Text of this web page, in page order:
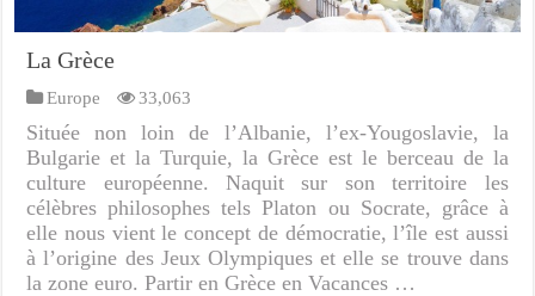
La Grèce
Europe 33,063
Située non loin de l’Albanie, l’ex-Yougoslavie, la
Bulgarie et la Turquie, la Grèce est le berceau de la
culture européenne. Naquit sur son territoire les
célèbres philosophes tels Platon ou Socrate, grâce à
elle nous vient le concept de démocratie, l’île est aussi
à l’origine des Jeux Olympiques et elle se trouve dans
la zone euro. Partir en Grèce en Vacances …